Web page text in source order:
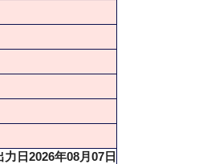
力日2026年08月07日